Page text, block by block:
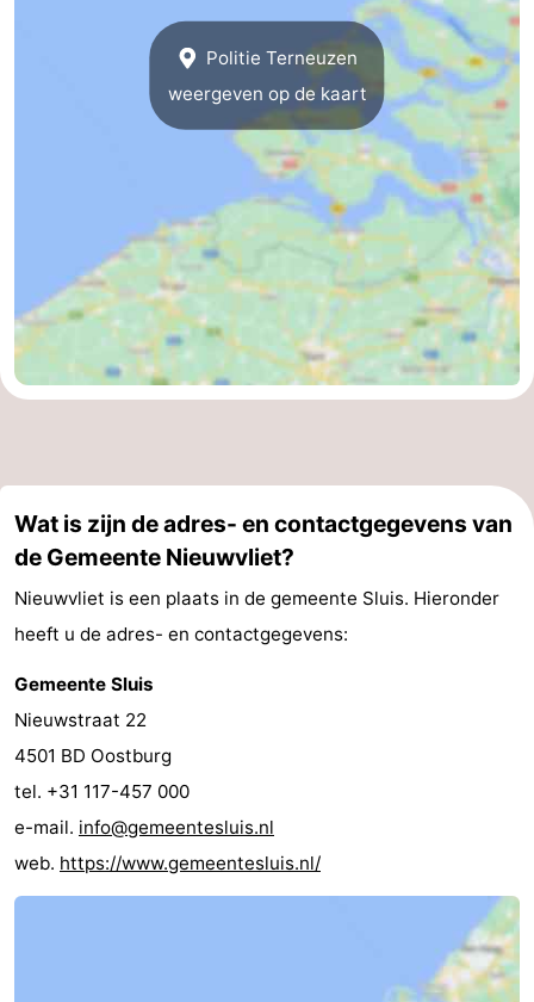
Politie Terneuzen
weergeven op de kaart
Wat is zijn de adres- en contactgegevens van
de Gemeente Nieuwvliet?
Nieuwvliet is een plaats in de gemeente Sluis. Hieronder
heeft u de adres- en contactgegevens:
Gemeente Sluis
Nieuwstraat 22
4501 BD Oostburg
tel. +31 117-457 000
e-mail. info@gemeentesluis.nl
web. https://www.gemeentesluis.nl/